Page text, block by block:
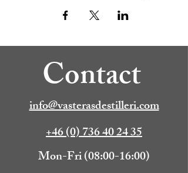
Contact
info@vasterasdestilleri.com
+46 (0) 736 40 24 35
Mon-Fri (08:00-16:00)